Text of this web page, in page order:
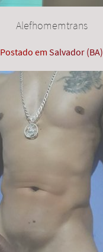
Alefhomemtrans
Postado em Salvador (BA)